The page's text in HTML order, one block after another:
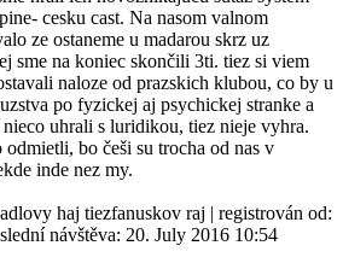
cesku cast. Na nasom valnom
ze ostaneme u madarou skrz uz
sme na koniec skončili 3ti. tiez si viem
naloze od prazskich klubou, co by u
po fyzickej aj psychickej stranke a
uhrali s luridikou, tiez nieje vyhra.
bo češi su trocha od nas v
inde nez my.
haj tiezfanuskov raj | registrován od:
návštěva: 20. July 2016 10:54